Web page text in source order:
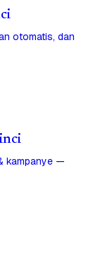
otomatis, dan
kampanye —